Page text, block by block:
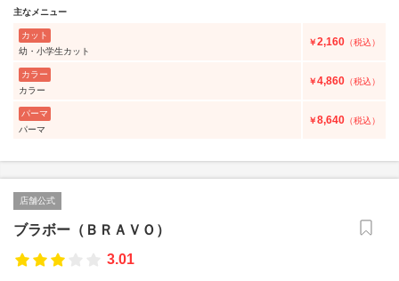
主なメニュー
カット
幼・小学生カット
￥2,160 （税込）
カラー
カラー
￥4,860 （税込）
パーマ
パーマ
￥8,640 （税込）
店舗公式
ブラボー（ＢＲＡＶＯ）
3.01